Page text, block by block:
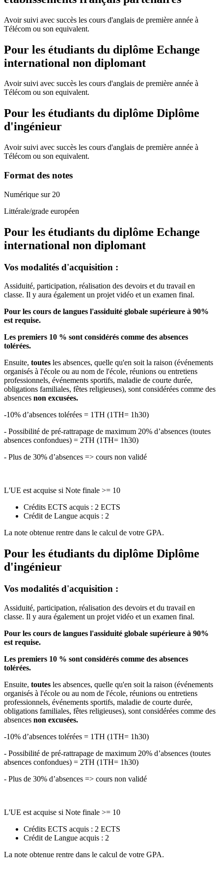
Avoir suivi avec succès les cours d'anglais de première année à
Télécom ou son equivalent.
Pour les étudiants du diplôme Echange
international non diplomant
Avoir suivi avec succès les cours d'anglais de première année à
Télécom ou son equivalent.
Pour les étudiants du diplôme Diplôme
d'ingénieur
Avoir suivi avec succès les cours d'anglais de première année à
Télécom ou son equivalent.
Format des notes
Numérique sur 20
Littérale/grade européen
Pour les étudiants du diplôme Echange
international non diplomant
Vos modalités d'acquisition :
Assiduité, participation, réalisation des devoirs et du travail en
classe. Il y aura également un projet vidéo et un examen final.
Pour les cours de langues l'assiduité globale supérieure à 90%
est requise.
Les premiers 10 % sont considérés comme des absences
tolérées.
Ensuite, toutes les absences, quelle qu'en soit la raison (événements
organisés à l'école ou au nom de l'école, réunions ou entretiens
professionnels, événements sportifs, maladie de courte durée,
obligations familiales, fêtes religieuses), sont considérées comme des
absences non excusées.
-10% d’absences tolérées = 1TH (1TH= 1h30)
- Possibilité de pré-rattrapage de maximum 20% d’absences (toutes
absences confondues) = 2TH (1TH= 1h30)
- Plus de 30% d’absences => cours non validé
L'UE est acquise si Note finale >= 10
Crédits ECTS acquis : 2 ECTS
Crédit de Langue acquis : 2
La note obtenue rentre dans le calcul de votre GPA.
Pour les étudiants du diplôme Diplôme
d'ingénieur
Vos modalités d'acquisition :
Assiduité, participation, réalisation des devoirs et du travail en
classe. Il y aura également un projet vidéo et un examen final.
Pour les cours de langues l'assiduité globale supérieure à 90%
est requise.
Les premiers 10 % sont considérés comme des absences
tolérées.
Ensuite, toutes les absences, quelle qu'en soit la raison (événements
organisés à l'école ou au nom de l'école, réunions ou entretiens
professionnels, événements sportifs, maladie de courte durée,
obligations familiales, fêtes religieuses), sont considérées comme des
absences non excusées.
-10% d’absences tolérées = 1TH (1TH= 1h30)
- Possibilité de pré-rattrapage de maximum 20% d’absences (toutes
absences confondues) = 2TH (1TH= 1h30)
- Plus de 30% d’absences => cours non validé
L'UE est acquise si Note finale >= 10
Crédits ECTS acquis : 2 ECTS
Crédit de Langue acquis : 2
La note obtenue rentre dans le calcul de votre GPA.